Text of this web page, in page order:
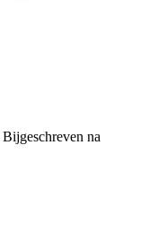
Bijgeschreven na